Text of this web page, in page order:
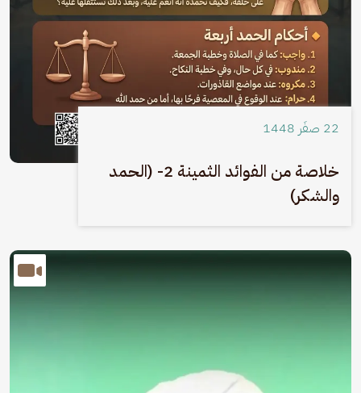
22 صفَر 1448
خلاصة من الفوائد الثمينة 2- (الحمد
والشكر)
الصورة